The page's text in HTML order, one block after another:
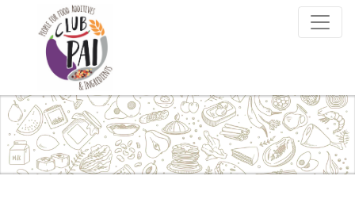
Skip to content